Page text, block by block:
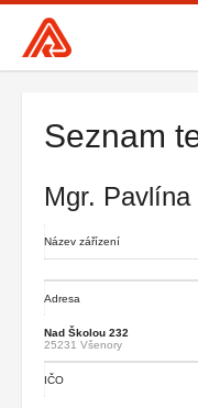
Všeobecná
zdravotní
pojišťovna
hlavní
stránka
Seznam
Mgr.
Název zářízení
Adresa
Nad Školou 232
25231 Všenory
IČO